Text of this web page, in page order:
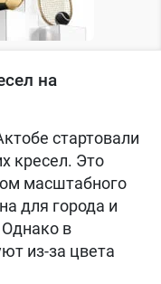
на
стартовали
кресел. Это
масштабного
для города и
Однако в
из-за цвета